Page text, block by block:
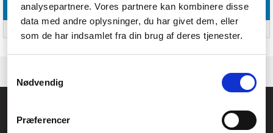
analysepartnere. Vores partnere kan kombinere disse
data med andre oplysninger, du har givet dem, eller
som de har indsamlet fra din brug af deres tjenester.
Nødvendig
Præferencer
Andre funktioner
CVR.: 26208637